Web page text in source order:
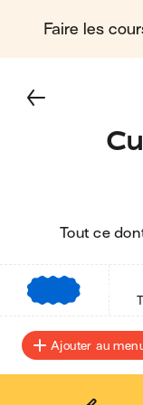
Faire les
Tout ce
Ajouter au